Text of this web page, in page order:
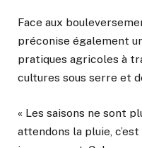
Face aux
préconise également
pratiques agricoles à
cultures sous serre et
« Les saisons ne sont
attendons la pluie,